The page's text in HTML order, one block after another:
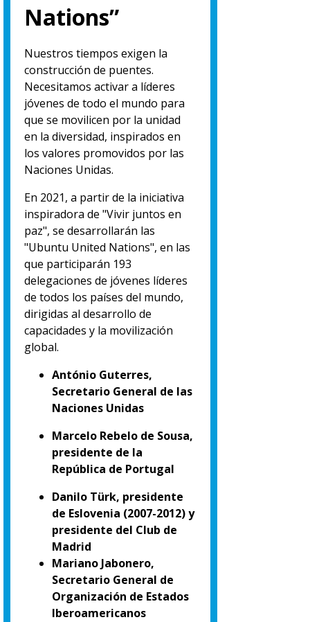
Nations”
Nuestros tiempos exigen la
construcción de puentes.
Necesitamos activar a líderes
jóvenes de todo el mundo para
que se movilicen por la unidad
en la diversidad, inspirados en
los valores promovidos por las
Naciones Unidas.
En 2021, a partir de la iniciativa
inspiradora de "Vivir juntos en
paz", se desarrollarán las
"Ubuntu United Nations", en las
que participarán 193
delegaciones de jóvenes líderes
de todos los países del mundo,
dirigidas al desarrollo de
capacidades y la movilización
global.
António Guterres,
Secretario General de las
Naciones Unidas
Marcelo Rebelo de Sousa,
presidente de la
República de Portugal
Danilo Türk, presidente
de Eslovenia (2007-2012) y
presidente del Club de
Madrid
Mariano Jabonero,
Secretario General de
Organización de Estados
Iberoamericanos